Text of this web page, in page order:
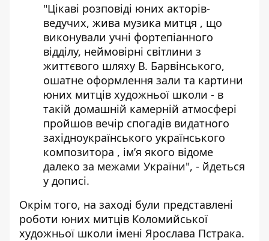
"Цікаві розповіді юних акторів-
ведучих, жива музика митця , що
виконували учні фортепіанного
відділу, неймовірні світлини з
життєвого шляху В. Барвінського,
ошатне оформлення зали та картини
юних митців художньої школи - в
такій домашній камерній атмосфері
пройшов вечір спогадів видатного
західноукраїнського українського
композитора , ім’я якого відоме
далеко за межами України", - йдеться
у дописі.
Окрім того, на заході були представлені
роботи юних митців Коломийської
художньої школи імені Ярослава Пстрака.